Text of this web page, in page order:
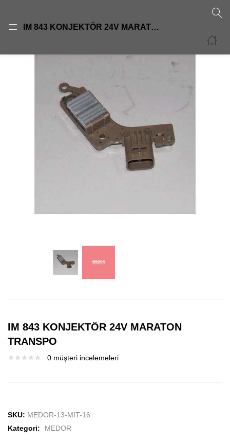
IM 843 KONJEKTÖR 24V MARATON TRANSPO
Giriş yapmak için kullanıcı adınızı ve şifrenizi girin.
IM 843 KONJEKTÖR 24V MARATON
TRANSPO
0 müşteri incelemeleri
SKU: MEDOR-13-MIT-16
Kategori:
MEDOR